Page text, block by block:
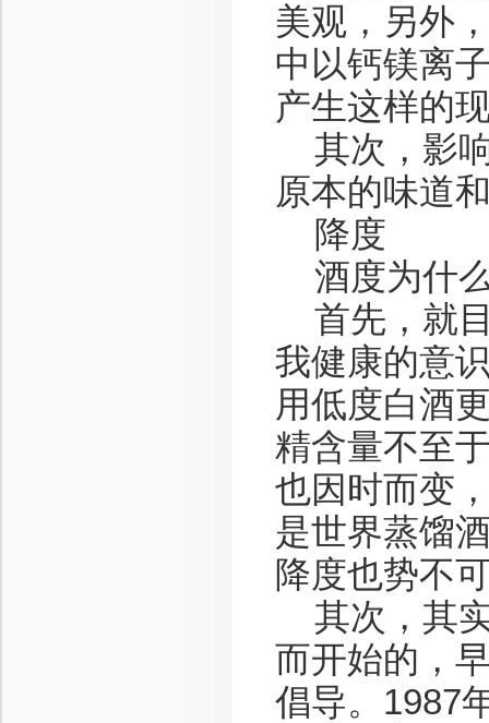
美观，另外
中以钙镁离
产生这样的
其次，影
原本的味道
降度
酒度为什
首先，就
我健康的意
用低度白酒
精含量不至
也因时而变
是世界蒸馏
降度也势不
其次，其
而开始的，
倡导。1987